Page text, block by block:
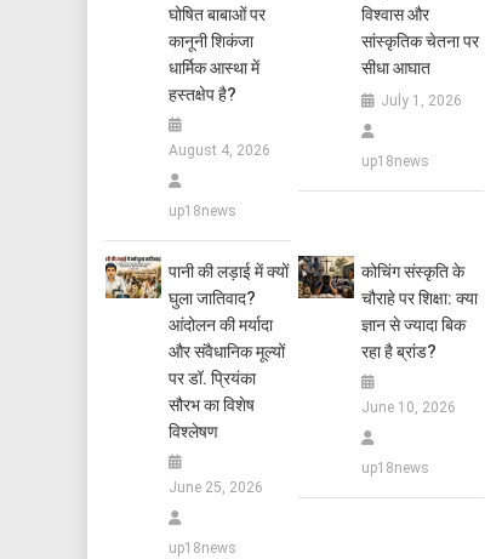
घोषित बाबाओं पर
कानूनी शिकंजा
धार्मिक आस्था में
हस्तक्षेप है?
August 4, 2026
up18news
विश्वास और
सांस्कृतिक चेतना पर
सीधा आघात
July 1, 2026
up18news
पानी की लड़ाई में क्यों
घुला जातिवाद?
आंदोलन की मर्यादा
और संवैधानिक मूल्यों
पर डॉ. प्रियंका
सौरभ का विशेष
विश्लेषण
June 25, 2026
up18news
कोचिंग संस्कृति के
चौराहे पर शिक्षा: क्या
ज्ञान से ज्यादा बिक
रहा है ब्रांड?
June 10, 2026
up18news